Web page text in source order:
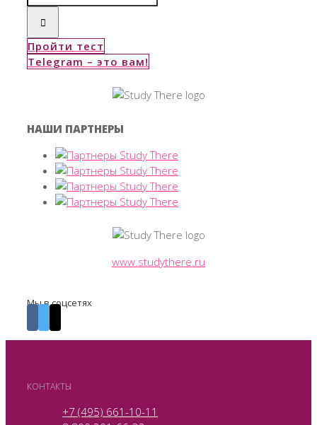
Пройти тест
Telegram – это вам!
НАШИ ПАРТНЕРЫ
www.studythere.ru
Мы в соцсетях
КОНТАКТЫ
+7 (495) 661-10-11